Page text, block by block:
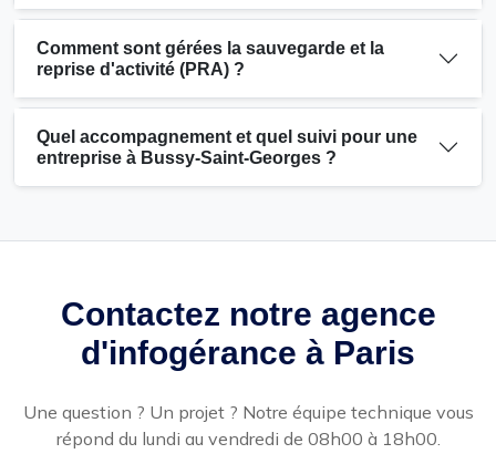
Comment sont gérées la sauvegarde et la
reprise d'activité (PRA) ?
Quel accompagnement et quel suivi pour une
entreprise à Bussy-Saint-Georges ?
Contactez notre agence
d'infogérance à Paris
Une question ? Un projet ? Notre équipe technique vous
répond du lundi au vendredi de 08h00 à 18h00.